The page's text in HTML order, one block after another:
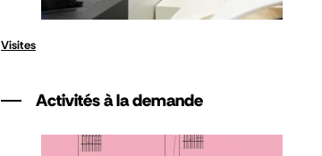
Visites
Activités à la demande